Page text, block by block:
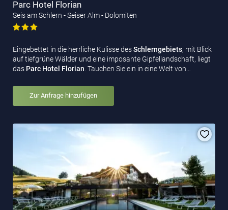
Parc Hotel Florian
Seis am Schlern - Seiser Alm - Dolomiten
Eingebettet in die herrliche Kulisse desSchlerngebiets, mit Blick
auf tiefgrüne Wälder und eine imposante Gipfellandschaft, liegt
das Parc Hotel Florian . Tauchen Sie ein in eine Welt von…
Zur Anfrage hinzufügen